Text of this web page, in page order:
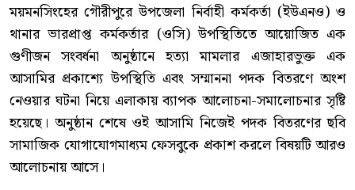
ময়মনসিংহের গৌরীপুরে উপজেলা নির্বাহী কর্মকর্তা (ইউএনও) ও
থানার ভারপ্রাপ্ত কর্মকর্তার (ওসি) উপস্থিতিতে আয়োজিত এক
গুণীজন সংবর্ধনা অনুষ্ঠানে হত্যা মামলার এজাহারভুক্ত এক
আসামির প্রকাশ্যে উপস্থিতি এবং সম্মাননা পদক বিতরণে অংশ
নেওয়ার ঘটনা নিয়ে এলাকায় ব্যাপক আলোচনা-সমালোচনার সৃষ্টি
হয়েছে। অনুষ্ঠান শেষে ওই আসামি নিজেই পদক বিতরণের ছবি
সামাজিক যোগাযোগমাধ্যম ফেসবুকে প্রকাশ করলে বিষয়টি আরও
আলোচনায় আসে।